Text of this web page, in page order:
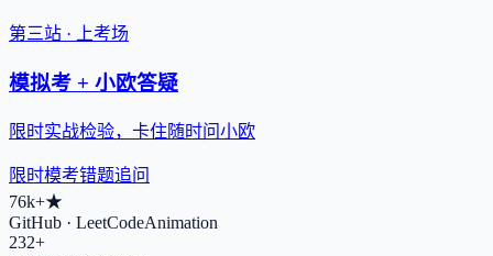
第三站 · 上考场
模拟考 + 小欧答疑
限时实战检验，卡住随时问小欧
限时模考错题追问
76k+★
GitHub · LeetCodeAnimation
232+